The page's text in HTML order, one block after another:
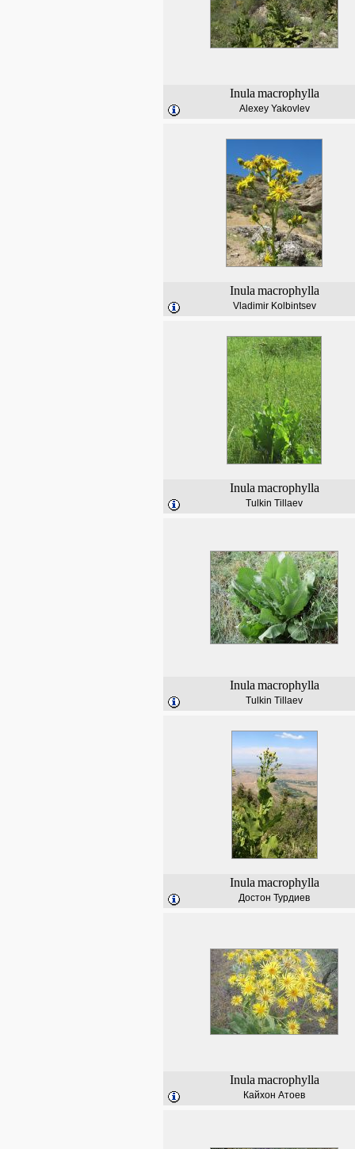
Inula macrophylla
Alexey Yakovlev
Inula macrophylla
Vladimir Kolbintsev
Inula macrophylla
Tulkin Tillaev
Inula macrophylla
Tulkin Tillaev
Inula macrophylla
Достон Турдиев
Inula macrophylla
Кайхон Атоев